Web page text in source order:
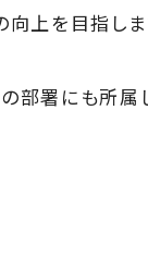
上を目指しま
部署にも所属